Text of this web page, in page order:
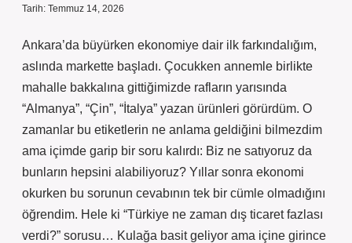
Tarih: Temmuz 14, 2026
Ankara’da büyürken ekonomiye dair ilk farkındalığım,
aslında markette başladı. Çocukken annemle birlikte
mahalle bakkalına gittiğimizde rafların yarısında
“Almanya”, “Çin”, “İtalya” yazan ürünleri görürdüm. O
zamanlar bu etiketlerin ne anlama geldiğini bilmezdim
ama içimde garip bir soru kalırdı: Biz ne satıyoruz da
bunların hepsini alabiliyoruz? Yıllar sonra ekonomi
okurken bu sorunun cevabının tek bir cümle olmadığını
öğrendim. Hele ki “Türkiye ne zaman dış ticaret fazlası
verdi?” sorusu… Kulağa basit geliyor ama içine girince